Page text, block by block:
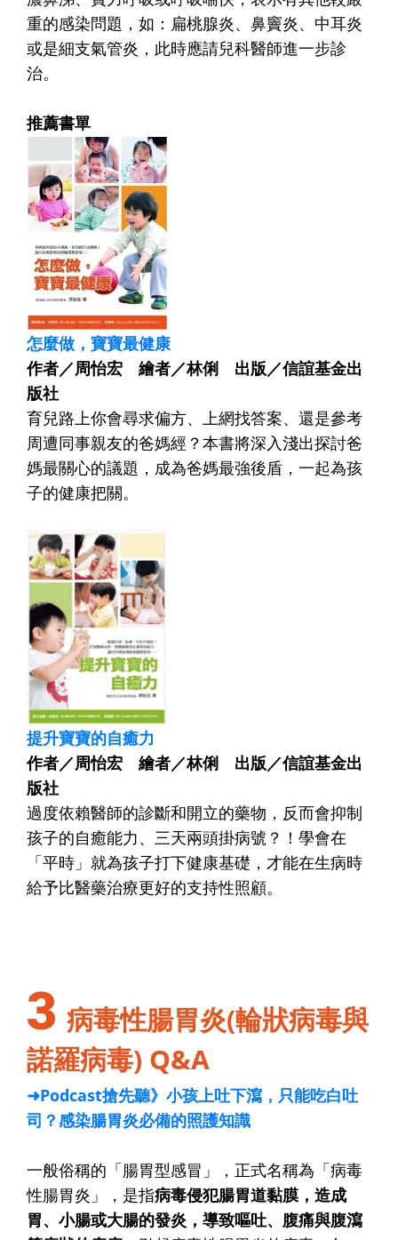
重的感染問題，如：扁桃腺炎、鼻竇炎、中耳炎
或是細支氣管炎，此時應請兒科醫師進一步診
治。
推薦書單
怎麼做，寶寶最健康
作者／周怡宏 繪者／林俐 出版／信誼基金出
版社
育兒路上你會尋求偏方、上網找答案、還是參考
周遭同事親友的爸媽經？本書將深入淺出探討爸
媽最關心的議題，成為爸媽最強後盾，一起為孩
子的健康把關。
提升寶寶的自癒力
作者／周怡宏 繪者／林俐 出版／信誼基金出
版社
過度依賴醫師的診斷和開立的藥物，反而會抑制
孩子的自癒能力、三天兩頭掛病號？！學會在
「平時」就為孩子打下健康基礎，才能在生病時
給予比醫藥治療更好的支持性照顧。
3 病毒性腸胃炎(輪狀病毒與
諾羅病毒) Q&A
➜Podcast搶先聽》小孩上吐下瀉，只能吃白吐
司？感染腸胃炎必備的照護知識
一般俗稱的「腸胃型感冒」，正式名稱為「病毒
性腸胃炎」，是指病毒侵犯腸胃道黏膜，造成
胃、小腸或大腸的發炎，導致嘔吐、腹痛與腹瀉